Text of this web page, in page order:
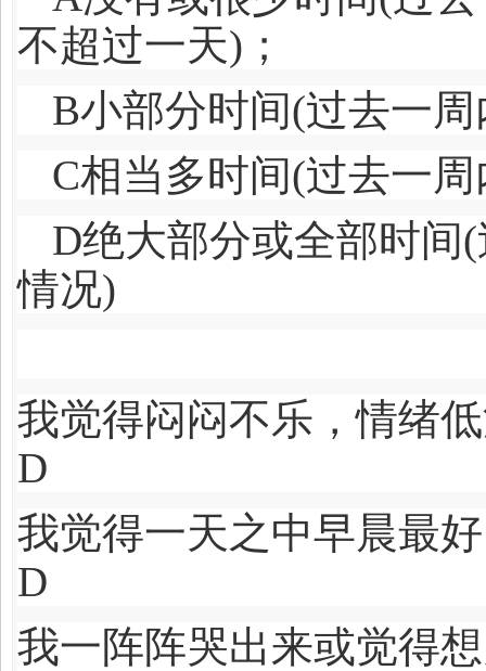
不超过一天)；
B小部分时间(过去一
C相当多时间(过去一
D绝大部分或全部时间
情况)
我觉得闷闷不
D
我觉得一天之
D
我一阵阵哭出